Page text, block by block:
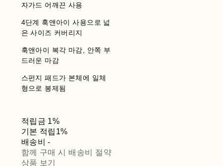
자가드 어깨끈 사용
4단계 훅앤아이 사용으로 넓
은 사이즈 커버리지
훅앤아이 복각 마감, 안쪽 부
드러운 마감
스펀지 패드가 본체에 일체
형으로 봉제됨
적립금 1%
기본 적립 1%
배송비-
함께 구매 시 배송비 절약
상품 보기